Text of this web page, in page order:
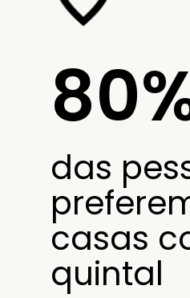
das
casas
quintal